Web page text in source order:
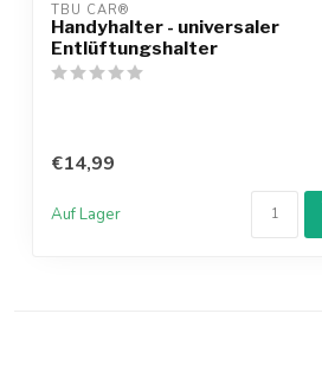
TBU CAR®
Handyhalter - universaler
Entlüftungshalter
€14,99
Auf Lager